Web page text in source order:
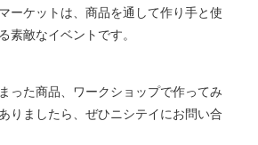
ーケットは、商品を通して作り手と使
素敵なイベントです。
った商品、ワークショップで作ってみ
りましたら、ぜひニシテイにお問い合